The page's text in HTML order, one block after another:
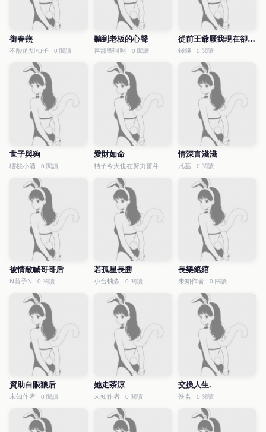
銜春燕
不酸的甜柚子 0 閱讀
聽到老板的心聲
喜甜樂呵呵 0 閱讀
從前王爺厭我現在卻抱著我不撒手
錢錢 0 閱讀
世子與狗
櫻桃小酒 0 閱讀
愛財如命
0 閱讀
情深言淺淺
凡荔 0 閱讀
被情敵喊哥哥后
N茜子N 0 閱讀
若孤星長勝
小台柚森 0 閱讀
長樂綰綰
未知作者 0 閱讀
資助白眼狼后
未知作者 0 閱讀
她走茶涼
未知作者 0 閱讀
交換人生.
佚名 0 閱讀